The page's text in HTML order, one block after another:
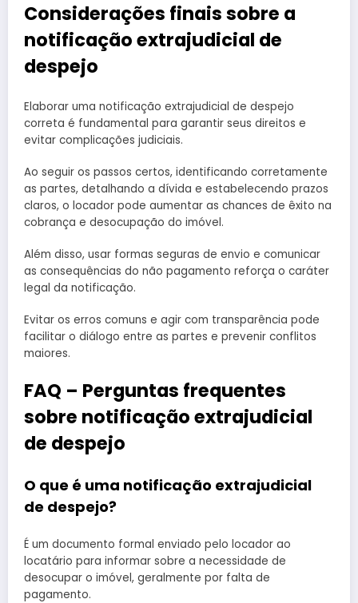
Considerações finais sobre a
notificação extrajudicial de
despejo
Elaborar uma notificação extrajudicial de despejo
correta é fundamental para garantir seus direitos e
evitar complicações judiciais.
Ao seguir os passos certos, identificando corretamente
as partes, detalhando a dívida e estabelecendo prazos
claros, o locador pode aumentar as chances de êxito na
cobrança e desocupação do imóvel.
Além disso, usar formas seguras de envio e comunicar
as consequências do não pagamento reforça o caráter
legal da notificação.
Evitar os erros comuns e agir com transparência pode
facilitar o diálogo entre as partes e prevenir conflitos
maiores.
FAQ – Perguntas frequentes
sobre notificação extrajudicial
de despejo
O que é uma notificação extrajudicial
de despejo?
É um documento formal enviado pelo locador ao
locatário para informar sobre a necessidade de
desocupar o imóvel, geralmente por falta de
pagamento.